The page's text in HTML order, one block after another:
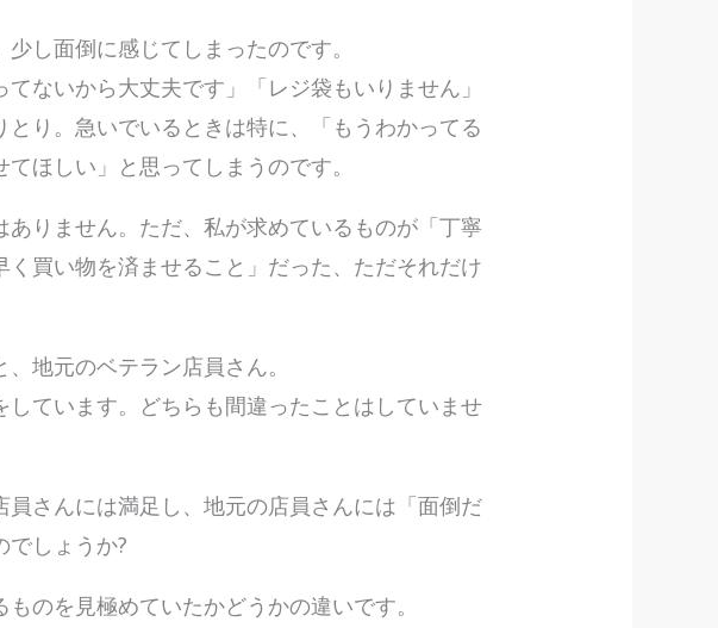
し面倒に感じてしまったのです。
てないから大丈夫です」「レジ袋もいりません」
とり。急いでいるときは特に、「もうわかってる
ほしい」と思ってしまうのです。
ありません。ただ、私が求めているものが「丁寧
く買い物を済ませること」だった、ただそれだけ
地元のベテラン店員さん。
しています。どちらも間違ったことはしていませ
員さんには満足し、地元の店員さんには「面倒だ
でしょうか?
のを見極めていたかどうかの違いです。